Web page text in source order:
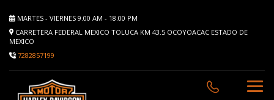
MARTES - VIERNES 9.00 AM - 18.00 PM
CARRETERA FEDERAL MEXICO TOLUCA KM 43.5 OCOYOACAC ESTADO DE
MEXICO
7282857199